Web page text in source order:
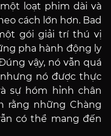
loạt phim dài và
cách lớn hơn. Bad
gói giải trí thú vị
pha hành động ly
vậy, nó vẫn quá
nó được thực
sự hóm hỉnh chân
rằng những Chàng
có thể mang đến